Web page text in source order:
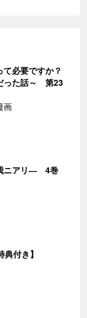
て必要ですか？
った話～ 第23
画
ニアリ― 4巻
付き】